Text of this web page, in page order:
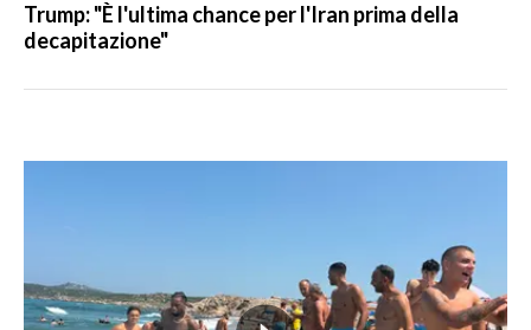
Trump: "È l'ultima chance per l'Iran prima della
decapitazione"